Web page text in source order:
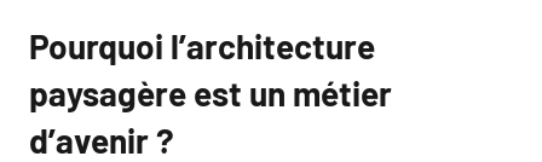
Pourquoi l’architecture
paysagère est un métier
d’avenir ?